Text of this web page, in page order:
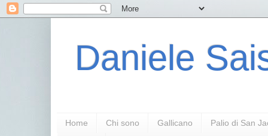
Daniele
Home Chi sono Gallicano Palio di San